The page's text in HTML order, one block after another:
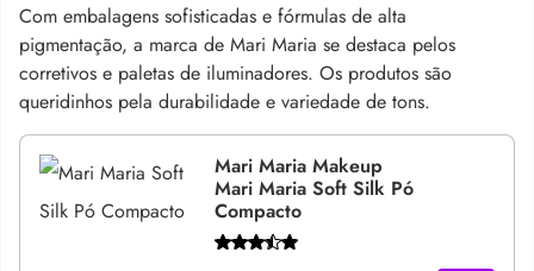
Com embalagens sofisticadas e fórmulas de alta
pigmentação, a marca de Mari Maria se destaca pelos
corretivos e paletas de iluminadores. Os produtos são
queridinhos pela durabilidade e variedade de tons.
Mari Maria Makeup
Mari Maria Soft Silk Pó
Compacto